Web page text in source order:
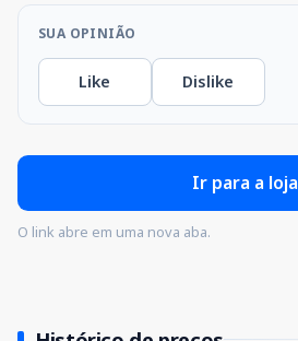
SUA OPINIÃO
Like Dislike
Ir para a loja
O link abre em uma nova aba.